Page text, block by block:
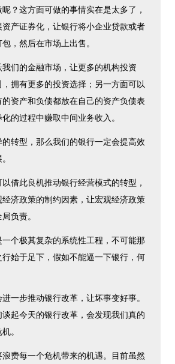
？这方面可做的事情实在是太多了，
产证券化，让银行将小企业贷款或者
，然后在市场上出售。
们的金融市场，让更多的机构投资
拥有更多的投资选择；另一方面可以
资产和负债都放在自己的资产负债表
的过程中赚取中间业务收入。
转型，那么我们的银行一定会提高效
借此良机推动银行经营模式的转型，
济政策的制约因素，让宏观经济政策
负责。
个极其复杂的系统性工程，不可能那
始于足下，假如不能逼一下银行，何
一步推动银行改革，让坏事变好事。
起今天的银行改革，会发现我们真的
。
费每一个危机带来的机遇。目前虽然